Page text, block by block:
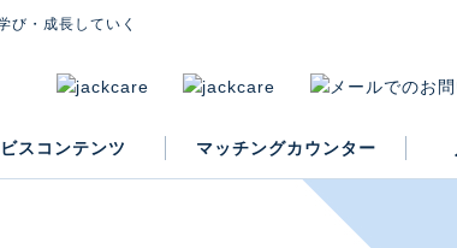
び・成長していく
スコンテンツ マッチングカウンター